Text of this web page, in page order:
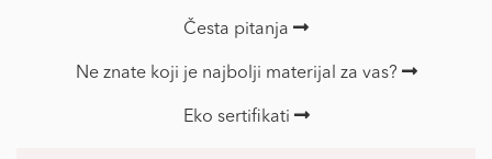
Česta pitanja
Ne znate koji je najbolji materijal za vas?
Eko sertifikati